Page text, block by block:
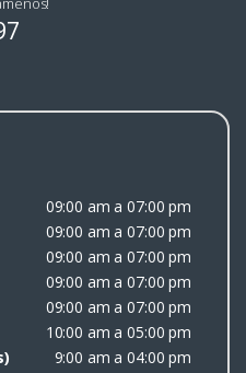
09:00 am a 07:00 pm
09:00 am a 07:00 pm
09:00 am a 07:00 pm
09:00 am a 07:00 pm
09:00 am a 07:00 pm
10:00 am a 05:00 pm
9:00 am a 04:00 pm